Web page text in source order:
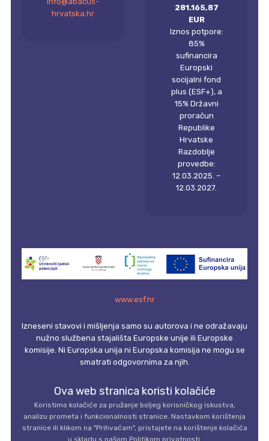
hrvatska.hr
281.165,87
EUR
Iznos potpore:
85%
sufinancira
Europski
socijalni fond
plus (ESF+), a
15% Državni
proračun
Republike
Hrvatske
Razdoblje
provedbe:
12.03.2025. –
12.03.2027.
www.esf.hr
Izneseni stavovi i mišljenja samo su autorova i ne odražavaju
nužno službena stajališta Europske unije ili Europske
komisije. Ni Europska unija ni Europska komisija ne mogu se
smatrati odgovornima za njih.
Ova web stranica koristi kolačiće
Koristimo kolačiće za pružanje boljeg korisničkog iskustva,
analizu prometa i funkcionalnosti stranice. Nastavkom korištenja
stranice ili klikom na "Prihvaćam", pristajete na korištenje kolačića
u skladu s našom Politikom privatnosti.